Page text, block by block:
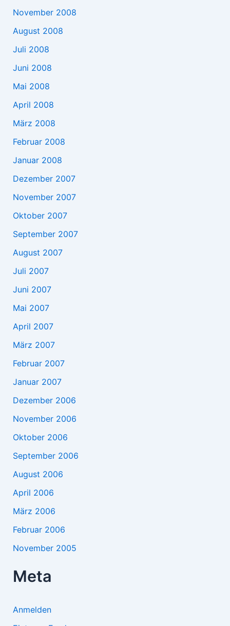
November 2008
August 2008
Juli 2008
Juni 2008
Mai 2008
April 2008
März 2008
Februar 2008
Januar 2008
Dezember 2007
November 2007
Oktober 2007
September 2007
August 2007
Juli 2007
Juni 2007
Mai 2007
April 2007
März 2007
Februar 2007
Januar 2007
Dezember 2006
November 2006
Oktober 2006
September 2006
August 2006
April 2006
März 2006
Februar 2006
November 2005
Meta
Anmelden